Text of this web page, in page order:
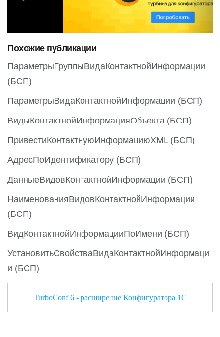
o
u
s
t
Похожие публикации
ПараметрыГруппыВидаКонтактнойИнформации
(БСП)
ПараметрыВидаКонтактнойИнформации (БСП)
ВидыКонтактнойИнформацияОбъекта (БСП)
ПривестиКонтактнуюИнформациюXML (БСП)
АдресПоИдентификатору (БСП)
ДанныеВидовКонтактнойИнформации (БСП)
НаименованияВидовКонтактнойИнформации
(БСП)
ВидКонтактнойИнформацииПоИмени (БСП)
УстановитьСвойстваВидаКонтактнойИнформаци
и (БСП)
TurboConf 6 - расширение Конфигуратора 1С